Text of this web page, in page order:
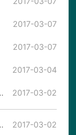
2017-03-07
2017-03-07
2017-03-04
应急救援预案 2017-03-02
预案的 通知 2017-03-02